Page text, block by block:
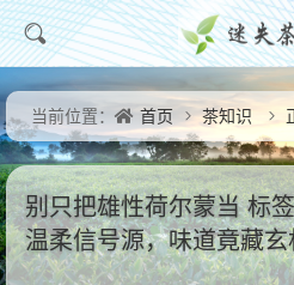
当前位置： 首页 茶知识
别只把雄性荷尔蒙当 标
温柔信号源，味道竟藏玄